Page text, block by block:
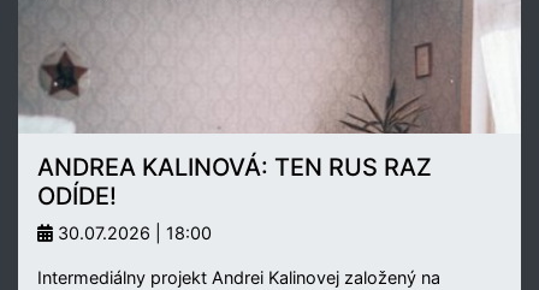
ANDREA KALINOVÁ: TEN RUS RAZ
ODÍDE!
30.07.2026 | 18:00
Intermediálny projekt Andrei Kalinovej založený na